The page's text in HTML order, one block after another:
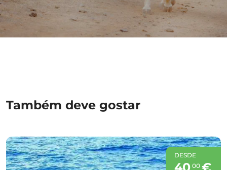
Também deve gostar
DESDE
40 00€